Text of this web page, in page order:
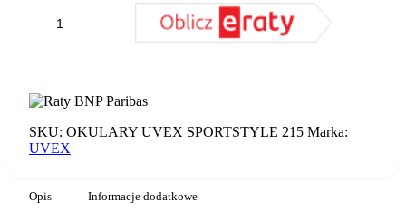
215
SKU: OKULARY UVEX SPORTSTYLE 215 Marka:
UVEX
Opis Informacje dodatkowe